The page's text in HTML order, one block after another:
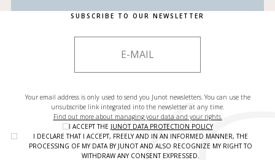
SUBSCRIBE TO OUR NEWSLETTER
Your email address is only used to send you Junot newsletters. You can use the
unsubscribe link integrated into the newsletter at any time.
Find out more about managing your data and your rights.
I ACCEPT THE JUNOT DATA PROTECTION POLICY
I DECLARE THAT I ACCEPT, FREELY AND IN AN INFORMED MANNER, THE
PROCESSING OF MY DATA BY JUNOT AND ALSO RECOGNIZE MY RIGHT TO
WITHDRAW ANY CONSENT EXPRESSED.